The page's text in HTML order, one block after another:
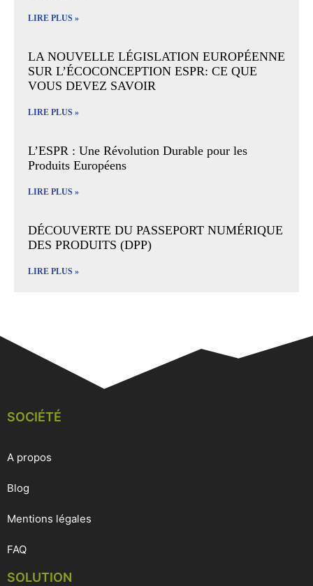
LIRE PLUS »
LA NOUVELLE LÉGISLATION EUROPÉENNE
SUR L’ÉCOCONCEPTION ESPR: CE QUE
VOUS DEVEZ SAVOIR
LIRE PLUS »
L’ESPR : Une Révolution Durable pour les
Produits Européens
LIRE PLUS »
DÉCOUVERTE DU PASSEPORT NUMÉRIQUE
DES PRODUITS (DPP)
LIRE PLUS »
SOCIÉTÉ
A propos
Blog
Mentions légales
FAQ
SOLUTION